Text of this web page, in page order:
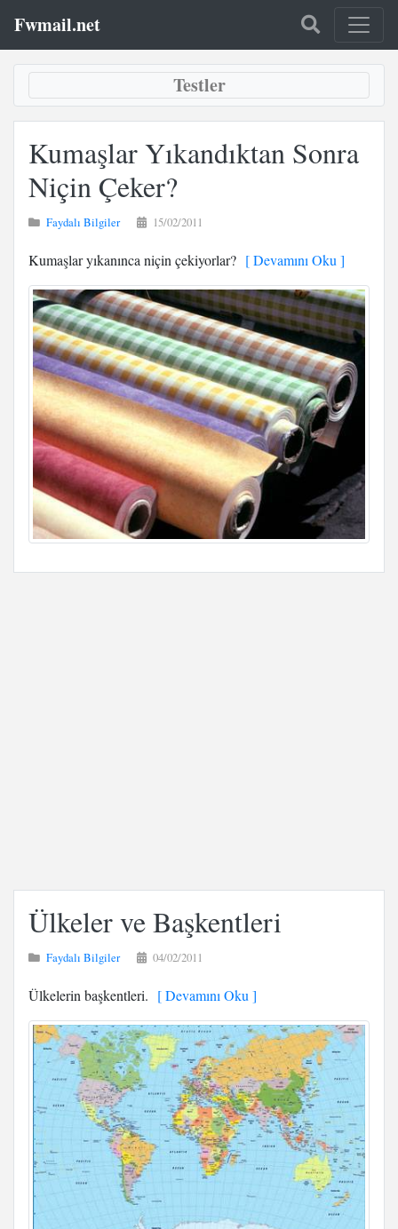
Fwmail.net
Testler
Kumaşlar Yıkandıktan Sonra
Niçin Çeker?
Faydalı Bilgiler 15/02/2011
Kumaşlar yıkanınca niçin çekiyorlar? [ Devamını Oku ]
Ülkeler ve Başkentleri
Faydalı Bilgiler 04/02/2011
Ülkelerin başkentleri. [ Devamını Oku ]